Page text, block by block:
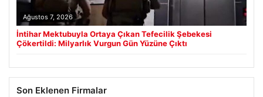
Ağustos 7, 2026
İntihar Mektubuyla Ortaya Çıkan Tefecilik Şebekesi
Çökertildi: Milyarlık Vurgun Gün Yüzüne Çıktı
Son Eklenen Firmalar